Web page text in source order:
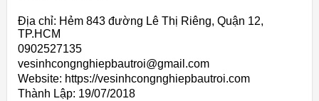
Địa chỉ: Hẻm 843 đường Lê Thị Riêng, Quận 12,
TP.HCM
0902527135
vesinhcongnghiepbautroi@gmail.com
Website: https://vesinhcongnghiepbautroi.com
Thành Lập: 19/07/2018